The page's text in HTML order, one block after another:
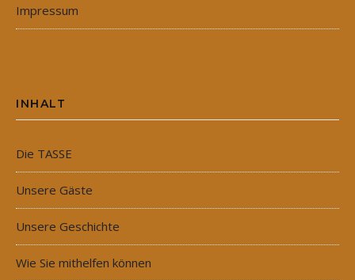
Impressum
INHALT
Die TASSE
Unsere Gäste
Unsere Geschichte
Wie Sie mithelfen können